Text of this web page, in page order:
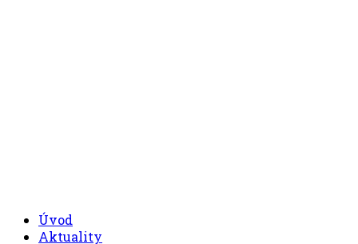
Úvod
Aktuality